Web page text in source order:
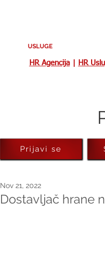
USLUGE
HR Agencija| HR
Dostavljač hrane
Nov 21, 2022
Prijavi se